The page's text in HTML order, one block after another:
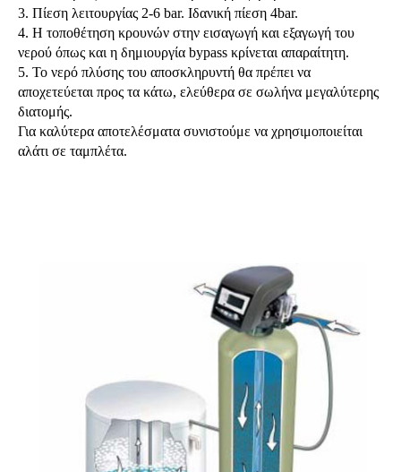
3. Πίεση λειτουργίας 2-6 bar. Ιδανική πίεση 4bar.
4. Η τοποθέτηση κρουνών στην εισαγωγή και εξαγωγή του
νερού όπως και η δημιουργία bypass κρίνεται απαραίτητη.
5. Το νερό πλύσης του αποσκληρυντή θα πρέπει να
αποχετεύεται προς τα κάτω, ελεύθερα σε σωλήνα μεγαλύτερης
διατομής.
Για καλύτερα αποτελέσματα συνιστούμε να χρησιμοποιείται
αλάτι σε ταμπλέτα.